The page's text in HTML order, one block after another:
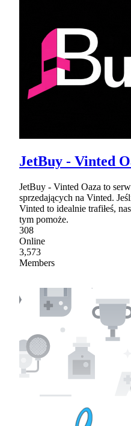
JetBuy - Vinted
JetBuy - Vinted Oaza to
sprzedających na Vinted.
Vinted to idealnie trafiłeś,
tym pomoże.
308
Online
3,573
Members